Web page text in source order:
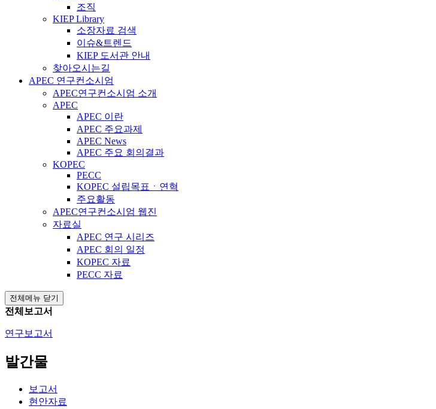
조직
KIEP Library
소장자료 검색
이슈&트렌드
KIEP 도서관 안내
찾아오시는길
APEC 연구컨소시엄
APEC연구컨소시엄 소개
APEC
APEC 이란
APEC 주요과제
APEC News
APEC 주요 회의결과
KOPEC
PECC
KOPEC 설립목표ㆍ연혁
주요활동
APEC연구컨소시엄 웹진
자료실
APEC 연구 시리즈
APEC 회의 일정
KOPEC 자료
PECC 자료
전체메뉴 닫기
전체보고서
연구보고서
발간물
보고서
현안자료